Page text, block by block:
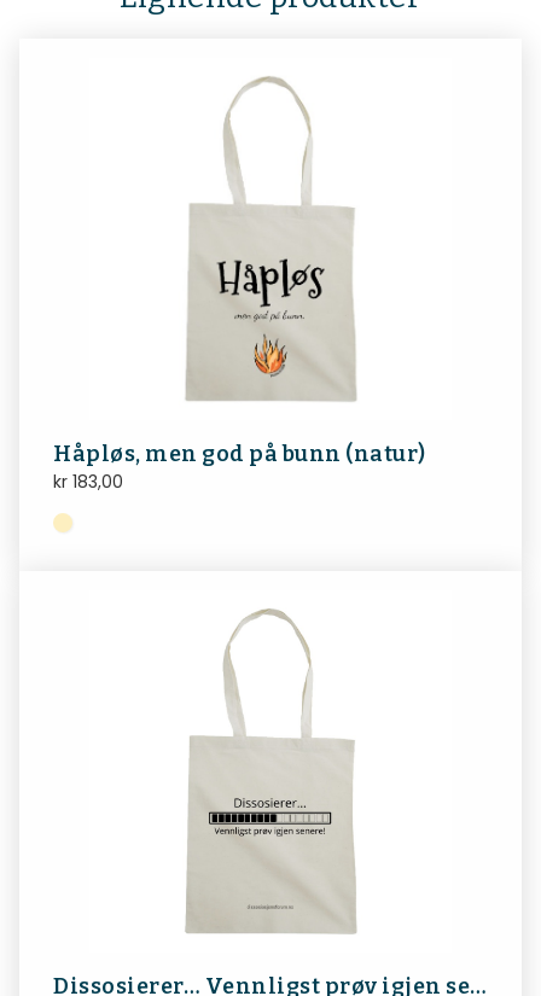
Håpløs, men god på bunn (natur)
kr 183,00
Dissosierer… Vennligst prøv igjen senere!